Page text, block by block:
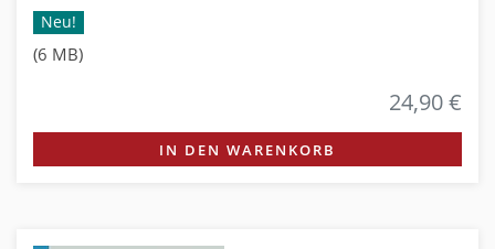
Neu!
(6 MB)
24,90 €
IN DEN WARENKORB